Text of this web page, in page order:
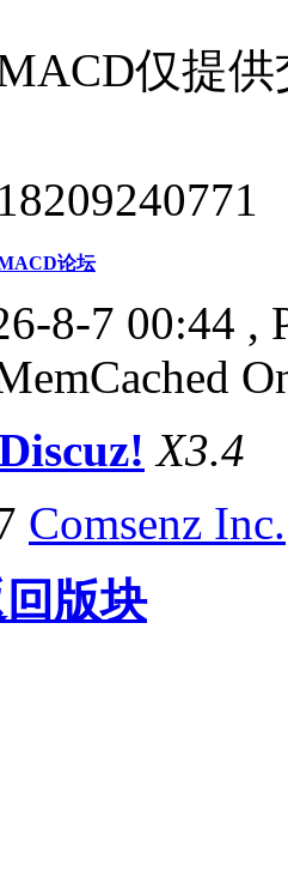
仅提
论坛
8-7 00:44 ,
X3.4
Comsenz Inc.
版块